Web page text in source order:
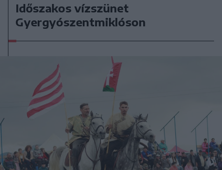
Időszakos vízszünet
Gyergyószentmiklóson